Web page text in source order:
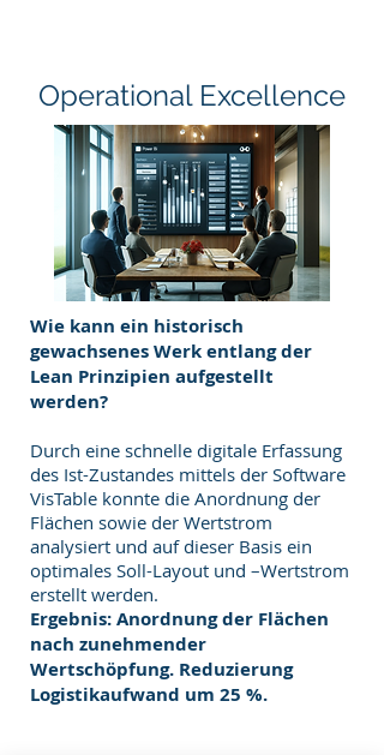
Operational Excellence
Wie kann ein historisch
gewachsenes Werk entlang der
Lean Prinzipien aufgestellt
werden?
Durch eine schnelle digitale Erfassung
des Ist-Zustandes mittels der Software
VisTable konnte die Anordnung der
Flächen sowie der Wertstrom
analysiert und auf dieser Basis ein
optimales Soll-Layout und –Wertstrom
erstellt werden.
Ergebnis: Anordnung der Flächen
nach zunehmender
Wertschöpfung. Reduzierung
Logistikaufwand um 25 %.